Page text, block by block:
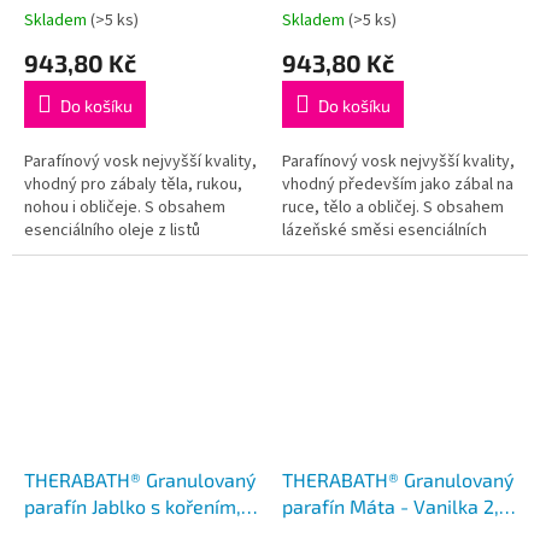
Skladem (>5 ks)
943,80 Kč
Do košíku
Parafínový vosk nejvyšší kvality,
vhodný pro zábaly těla, rukou,
nohou i obličeje. S obsahem
esenciálního oleje z listů
hřebíčku a esenciálního
perličky
Skladem (>5 ks)
943,80 Kč
Do košíku
Parafínový vosk nejvyšší kvality,
vhodný především jako zábal na
ruce, tělo a obličej. S obsahem
lázeňské směsi esenciálních
olejů z eukalyptu, rozmarýnu a
THERABATH® Granulovaný
parafín Jablko s kořením,
THERABATH® Granulovaný
parafín Máta - Vanilka 2,7